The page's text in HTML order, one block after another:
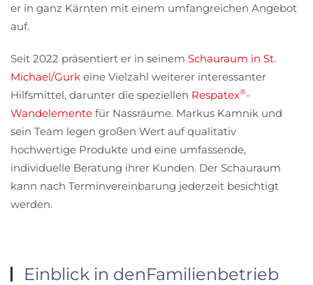
er in ganz Kärnten mit einem umfangreichen Angebot
auf.
Seit 2022 präsentiert er in seinem Schauraum in St.
Michael/Gurk eine Vielzahl weiterer interessanter
Hilfsmittel, darunter die speziellen Respatex®-
Wandelemente für Nassräume. Markus Kamnik und
sein Team legen großen Wert auf qualitativ
hochwertige Produkte und eine umfassende,
individuelle Beratung ihrer Kunden. Der Schauraum
kann nach Terminvereinbarung jederzeit besichtigt
werden.
Einblick in denFamilienbetrieb